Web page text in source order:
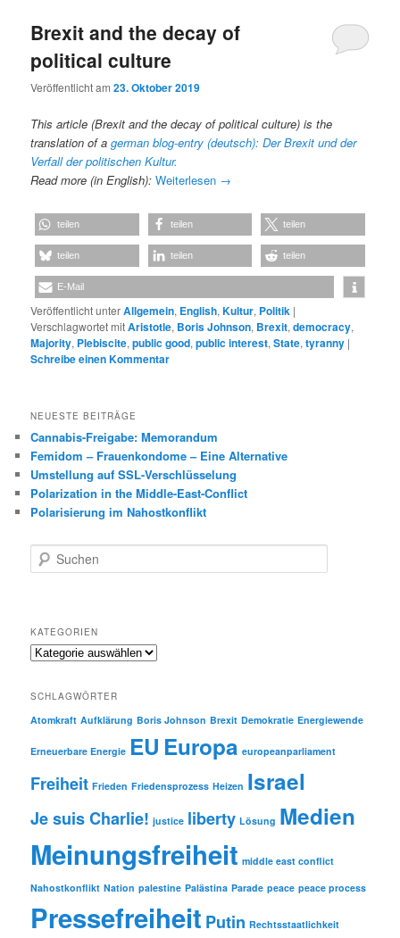
Brexit and the decay of
political culture
Veröffentlicht am23. Oktober 2019
This article (Brexit and the decay of political culture) is the
translation of agerman blog-entry (deutsch): Der Brexit und der
Verfall der politischen Kultur.
Read more (in English): Weiterlesen →
teilen teilen teilen
teilen teilen teilen
E-Mail
Veröffentlicht unterAllgemein, English,Kultur, Politik |
Verschlagwortet mitAristotle, Boris Johnson, Brexit,democracy,
Majority, Plebiscite,public good,public interest,State,tyranny |
Schreibe einen Kommentar
NEUESTE BEITRÄGE
Cannabis-Freigabe: Memorandum
Femidom – Frauenkondome – Eine Alternative
Umstellung auf SSL-Verschlüsselung
Polarization in the Middle-East-Conflict
Polarisierung im Nahostkonflikt
u
n
KATEGORIEN
Kategorien
SCHLAGWÖRTER
Atomkraft Aufklärung Boris Johnson Brexit Demokratie Energiewende
Erneuerbare Energie EU Europa europeanparliament
Freiheit Frieden Friedensprozess Heizen Israel
Je suis Charlie! justice liberty Lösung Medien
Meinungsfreiheit middle east conflict
Nahostkonflikt Nation palestine Palästina Parade peace peace process
Pressefreiheit Putin Rechtsstaatlichkeit